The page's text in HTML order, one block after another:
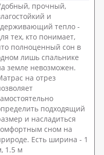
прочный,
и
тепло -
тех, кто понимает,
полноценный сон в
лишь спальнике
земле невозможен.
на отрез
подходящий
и насладиться
сном на
Есть ширина - 1
1.5 м